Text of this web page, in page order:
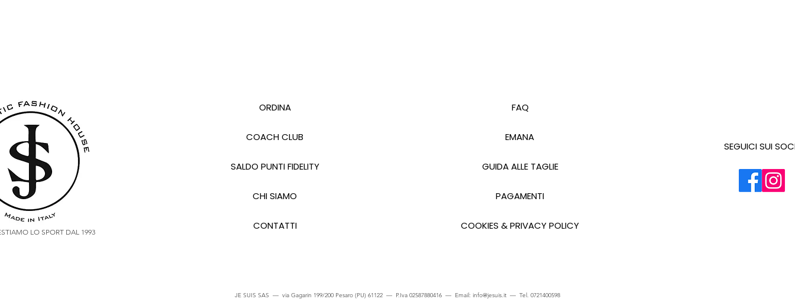
LO SPORT DAL 1993
ORDINA
COACH CLUB
SALDO PUNTI FIDELITY
CHI SIAMO
CONTATTI
FAQ
EMANA
GUIDA ALLE TAGLIE
PAGAMENTI
COOKIES & PRIVACY POLICY
SEGUICI SUI
JE SUIS SAS — via Gagarin 199/200 Pesaro (PU) 61122 — P.Iva 02587880416 — Email: info@jesuis.it— Tel. 0721400598